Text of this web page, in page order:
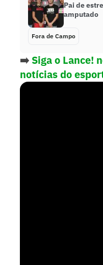
Pai de
amputado
Fora de Campo
➡️ Siga o Lance!
notícias do